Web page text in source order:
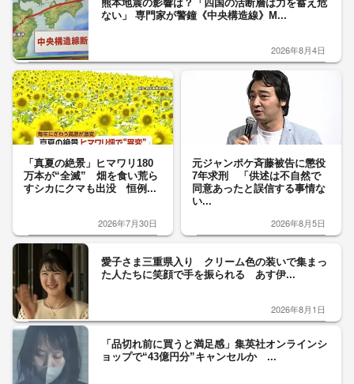
熊本地震の影響は？「四国の活断層は力を蓄え危
ない」 専門家が警鐘《中央構造線》M...
2026年8月4日
「真夏の絶景」ヒマワリ180
万本が“全滅” 畑を食い荒ら
すシカにクマも出没 恒例...
2026年7月30日
元ジャンポケ斉藤被告に懲役
7年求刑 「供述は不自然で
同意あったと誤信する事情な
い...
2026年8月5日
愛子さま三重県入り クリーム色の装いで集まっ
た人たちに笑顔で手を振られる あす伊...
2026年8月1日
「品切れ前に買うと満足感」集英社オンラインシ
ョップで“43億円分”キャンセルか ...